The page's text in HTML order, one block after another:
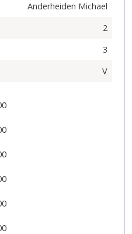
Anderheiden Michael
2
3
V